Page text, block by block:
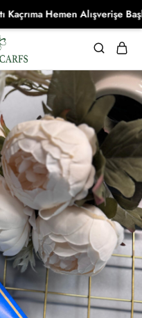
Hemen Alışverişe Başla!